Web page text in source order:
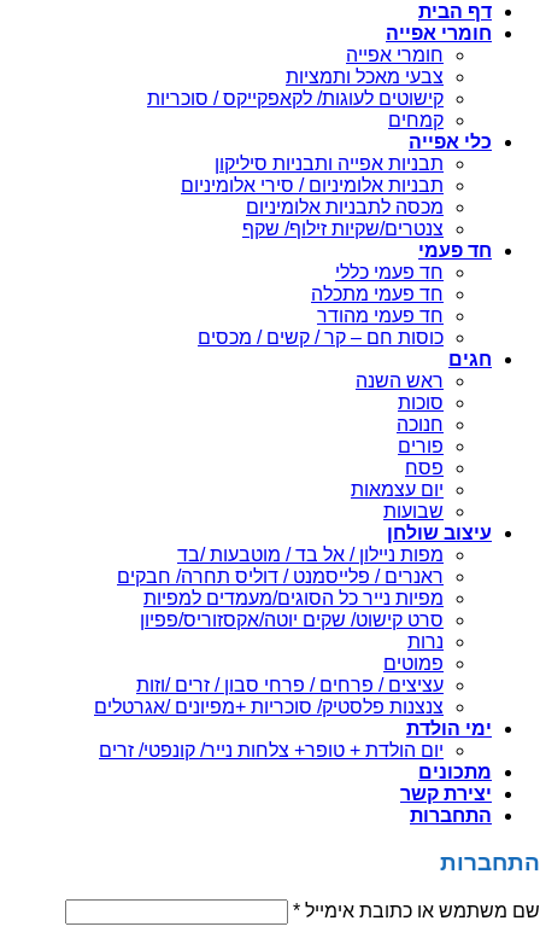
דף הבית
חומרי אפייה
חומרי אפייה
צבעי מאכל ותמציות
קישוטים לעוגות/ לקאפקייקס / סוכריות
קמחים
כלי אפייה
תבניות אפייה ותבניות סיליקון
תבניות אלומיניום / סירי אלומיניום
מכסה לתבניות אלומיניום
צנטרים/שקיות זילוף/ שקף
חד פעמי
חד פעמי כללי
חד פעמי מתכלה
חד פעמי מהודר
כוסות חם – קר / קשים / מכסים
חגים
ראש השנה
סוכות
חנוכה
פורים
פסח
יום עצמאות
שבועות
עיצוב שולחן
מפות ניילון / אל בד / מוטבעות /בד
ראנרים / פלייסמנט / דוליס תחרה/ חבקים
מפיות נייר כל הסוגים/מעמדים למפיות
סרט קישוט/ שקים יוטה/אקסזוריס/פפיון
נרות
פמוטים
עציצים / פרחים / פרחי סבון / זרים /וזות
צנצנות פלסטיק/ סוכריות +מפיונים /אגרטלים
ימי הולדת
יום הולדת + טופר+ צלחות נייר/ קונפטי/ זרים
מתכונים
יצירת קשר
התחברות
התחברות
שם משתמש או כתובת אימייל *